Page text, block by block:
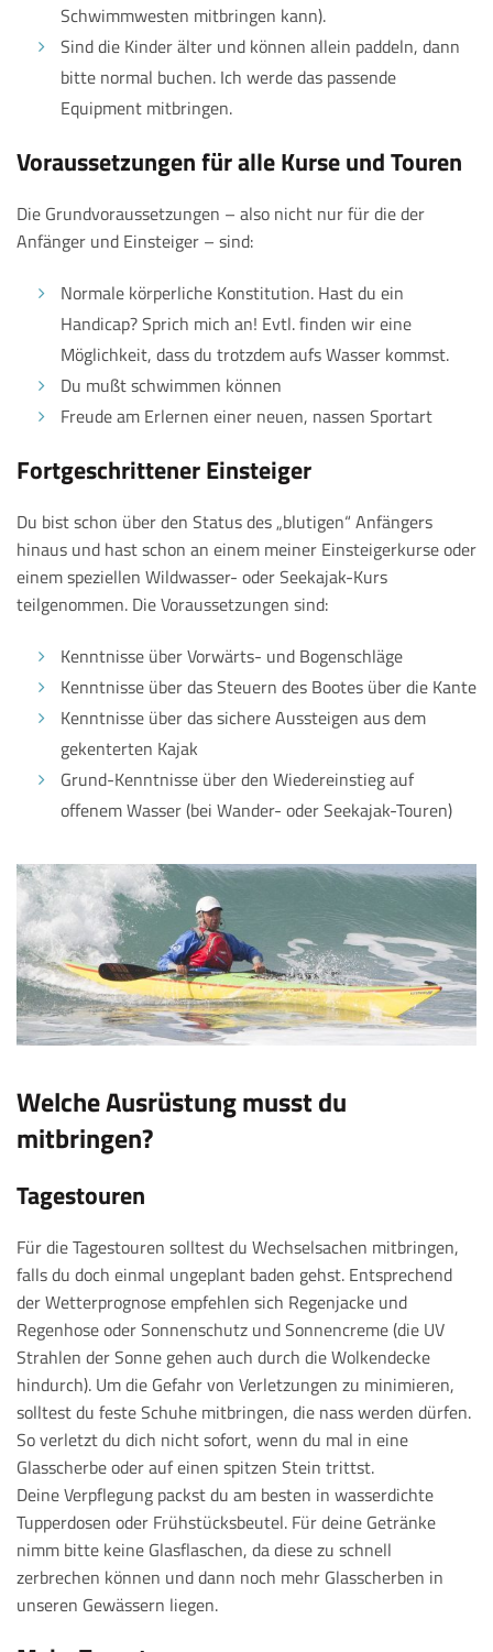
Schwimmwesten mitbringen kann).
Sind die Kinder älter und können allein paddeln, dann
bitte normal buchen. Ich werde das passende
Equipment mitbringen.
Voraussetzungen für alle Kurse und Touren
Die Grundvoraussetzungen – also nicht nur für die der
Anfänger und Einsteiger – sind:
Normale körperliche Konstitution. Hast du ein
Handicap? Sprich mich an! Evtl. finden wir eine
Möglichkeit, dass du trotzdem aufs Wasser kommst.
Du mußt schwimmen können
Freude am Erlernen einer neuen, nassen Sportart
Fortgeschrittener Einsteiger
Du bist schon über den Status des „blutigen“ Anfängers
hinaus und hast schon an einem meiner Einsteigerkurse oder
einem speziellen Wildwasser- oder Seekajak-Kurs
teilgenommen. Die Voraussetzungen sind:
Kenntnisse über Vorwärts- und Bogenschläge
Kenntnisse über das Steuern des Bootes über die Kante
Kenntnisse über das sichere Aussteigen aus dem
gekenterten Kajak
Grund-Kenntnisse über den Wiedereinstieg auf
offenem Wasser (bei Wander- oder Seekajak-Touren)
Welche Ausrüstung musst du
mitbringen?
Tagestouren
Für die Tagestouren solltest du Wechselsachen mitbringen,
falls du doch einmal ungeplant baden gehst. Entsprechend
der Wetterprognose empfehlen sich Regenjacke und
Regenhose oder Sonnenschutz und Sonnencreme (die UV
Strahlen der Sonne gehen auch durch die Wolkendecke
hindurch). Um die Gefahr von Verletzungen zu minimieren,
solltest du feste Schuhe mitbringen, die nass werden dürfen.
So verletzt du dich nicht sofort, wenn du mal in eine
Glasscherbe oder auf einen spitzen Stein trittst.
Deine Verpflegung packst du am besten in wasserdichte
Tupperdosen oder Frühstücksbeutel. Für deine Getränke
nimm bitte keine Glasflaschen, da diese zu schnell
zerbrechen können und dann noch mehr Glasscherben in
unseren Gewässern liegen.